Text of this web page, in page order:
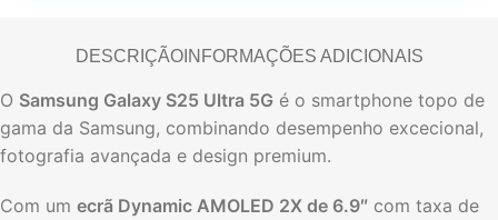
DESCRIÇÃOINFORMAÇÕES ADICIONAIS
O Samsung Galaxy S25 Ultra 5G é o smartphone topo de
gama da Samsung, combinando desempenho excecional,
fotografia avançada e design premium.
Com um ecrã Dynamic AMOLED 2X de 6.9″ com taxa de